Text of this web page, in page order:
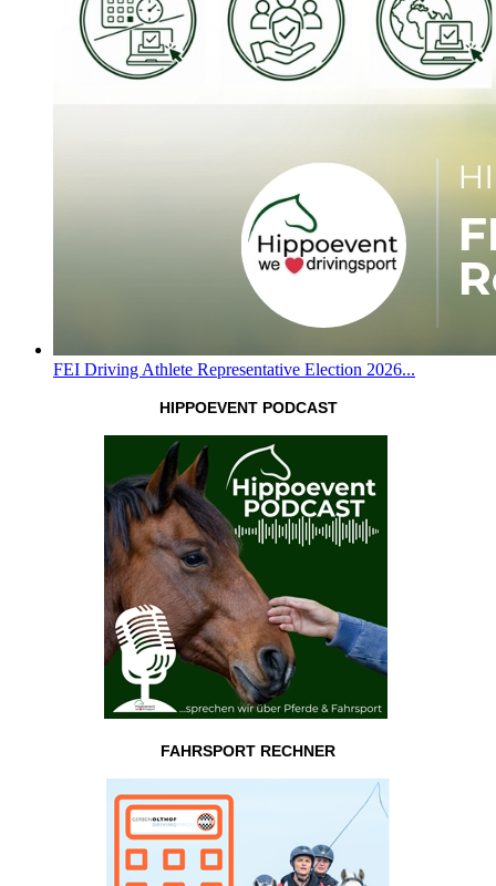
FEI Driving Athlete Representative Election 2026...
HIPPOEVENT PODCAST
FAHRSPORT RECHNER